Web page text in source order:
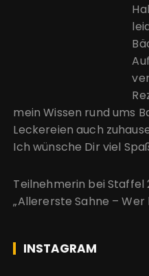
mein Wissen rund ums
Leckereien auch
Ich wünsche Dir viel
Teilnehmerin bei Staffel
„Allererste Sahne –
INSTAGRAM